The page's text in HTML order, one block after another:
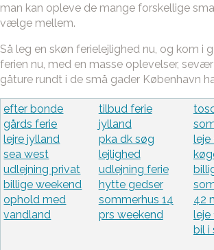
man kan opleve de mange forskellige
vælge mellem.
Så leg en skøn ferielejlighed nu, og kom i
ferien nu, med en masse oplevelser,
gåture rundt i de små gader København
efter bonde
gårds ferie
lejre jylland
sea west
udlejning privat
billige weekend
ophold med
vandland
tilbud ferie
jylland
pka dk søg
lejlighed
udlejning ferie
hytte gedser
sommerhus 14
prs weekend
leje
42
leje
bil i